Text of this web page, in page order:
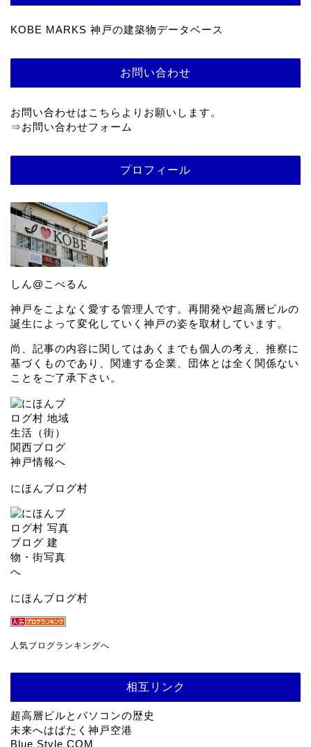
KOBE MARKS 神戸の建築物データベース
お問い合わせ
お問い合わせはこちらよりお願いします。
⇒お問い合わせフォーム
プロフィール
しん@こべるん
神戸をこよなく愛する管理人です。再開発や超高層ビルの
誕生によって変化していく神戸の姿を取材しています。
尚、記事の内容に関してはあくまでも個人の考え、推察に
基づくものであり、関連する企業、団体とは全く関係ない
ことをご了承下さい。
にほんブログ村
にほんブログ村
人気ブログランキングへ
相互リンク
超高層ビルとパソコンの歴史
未来へはばたく神戸空港
Blue Style COM